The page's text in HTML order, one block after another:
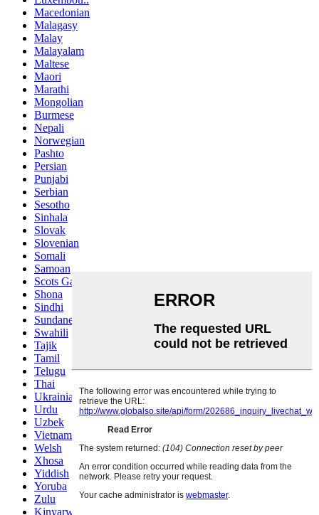
Macedonian
Malagasy
Malay
Malayalam
Maltese
Maori
Marathi
Mongolian
Burmese
Nepali
Norwegian
Pashto
Persian
Punjabi
Serbian
Sesotho
Sinhala
Slovak
Slovenian
Somali
Samoan
Scots Gaelic
Shona
Sindhi
Sundanese
Swahili
Tajik
Tamil
Telugu
Thai
Ukrainian
Urdu
Uzbek
Vietnamese
Welsh
Xhosa
Yiddish
Yoruba
Zulu
Kinyarwanda